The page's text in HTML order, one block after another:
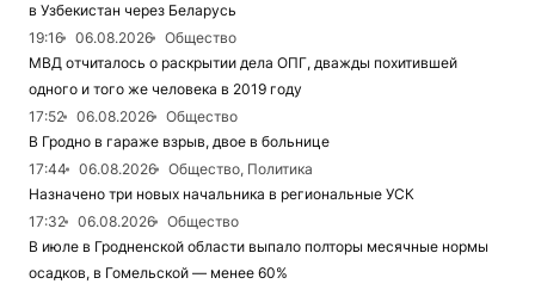
в Узбекистан через Беларусь
19:16
06.08.2026
Общество
МВД отчиталось о раскрытии дела ОПГ, дважды похитившей
одного и того же человека в 2019 году
17:52
06.08.2026
Общество
В Гродно в гараже взрыв, двое в больнице
17:44
06.08.2026
Общество, Политика
Назначено три новых начальника в региональные УСК
17:32
06.08.2026
Общество
В июле в Гродненской области выпало полторы месячные нормы
осадков, в Гомельской — менее 60%